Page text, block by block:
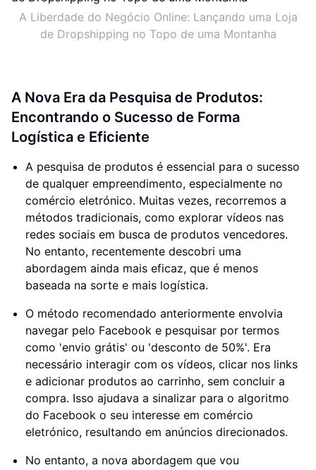
A Liberdade do Negócio Online: Lançando uma Loja
de Dropshipping no Topo de uma Montanha
A Nova Era da Pesquisa de Produtos:
Encontrando o Sucesso de Forma
Logística e Eficiente
A pesquisa de produtos é essencial para o sucesso
de qualquer empreendimento, especialmente no
comércio eletrónico. Muitas vezes, recorremos a
métodos tradicionais, como explorar vídeos nas
redes sociais em busca de produtos vencedores.
No entanto, recentemente descobri uma
abordagem ainda mais eficaz, que é menos
baseada na sorte e mais logística.
O método recomendado anteriormente envolvia
navegar pelo Facebook e pesquisar por termos
como 'envio grátis' ou 'desconto de 50%'. Era
necessário interagir com os vídeos, clicar nos links
e adicionar produtos ao carrinho, sem concluir a
compra. Isso ajudava a sinalizar para o algoritmo
do Facebook o seu interesse em comércio
eletrónico, resultando em anúncios direcionados.
No entanto, a nova abordagem que vou